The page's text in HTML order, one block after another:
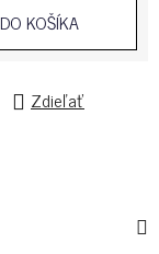
DO KOŠÍKA
Zdieľať